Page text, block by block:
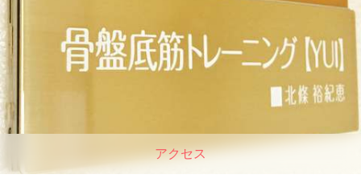
アクセス